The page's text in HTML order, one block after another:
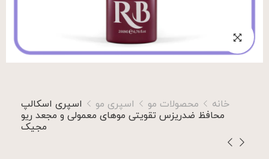
خانه محصولات مو اسپری مو
اسپری اسکالپ
محافظ ضدریزس تقویتی موهای معمولی و مجعد ریو
مجیک